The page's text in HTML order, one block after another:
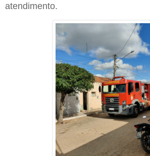
atendimento.